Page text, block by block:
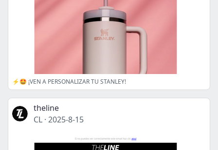
⚡🤩 ¡VEN A PERSONALIZAR TU STANLEY!
theline
CL · 2025-8-15